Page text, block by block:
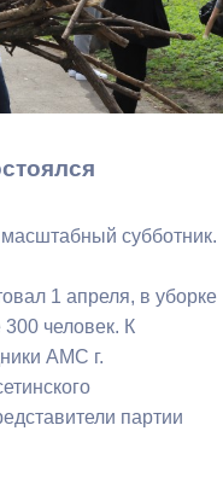
субботник.
1 апреля, в уборке
человек. К
АМС г.
партии